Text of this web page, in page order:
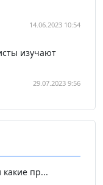
14.06.2023 10:54
изучают
29.07.2023 9:56
пр...